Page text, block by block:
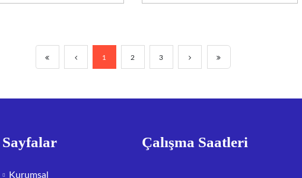
1 2 3
Sayfalar
Kurumsal
Çalışma Saatleri